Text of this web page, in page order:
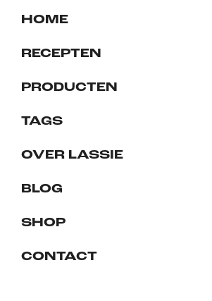
HOME
RECEPTEN
PRODUCTEN
TAGS
OVER LASSIE
BLOG
SHOP
CONTACT